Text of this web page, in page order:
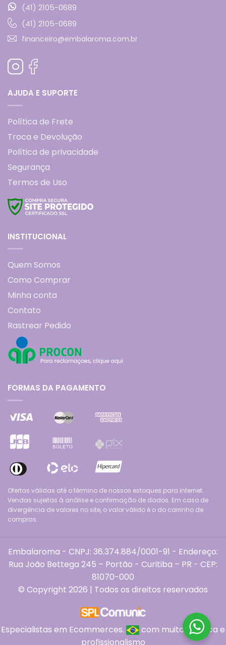
(41) 2105-0689
(41) 2105-0689
financeiro@embalaroma.com.br
AJUDA E SUPORTE
Política de Frete
Troca e Devolução
Política de privacidade
Segurança
Termos de Uso
INSTITUCIONAL
Quem Somos
Como Comprar
Minha conta
Contato
Rastrear Pedido
FORMAS DA PAGAMENTO
Ofertas válidas até o término de nossos estoques para internet.
Vendas sujeitas à análise e confirmação de dados. Em caso de
divergência de valores no site, o valor válido é o do carrinho de
compras.
Embalaroma - CNPJ: 36.374.884/0001-91 - Endereço:
Rua João Bettega 245 – Portão - Curitiba – PR - CEP:
81070-000
© Copyright 2026 | Todos os direitos reservados
Especialistas em Ecommerces. com muito
, ética e
profissionalismo